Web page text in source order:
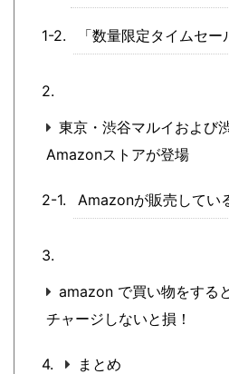
「数量限定タイムセ
東京・渋谷マルイおよび
Amazonストアが登場
Amazonが販売してい
amazon で買い物をする
チャージしないと損！
まとめ